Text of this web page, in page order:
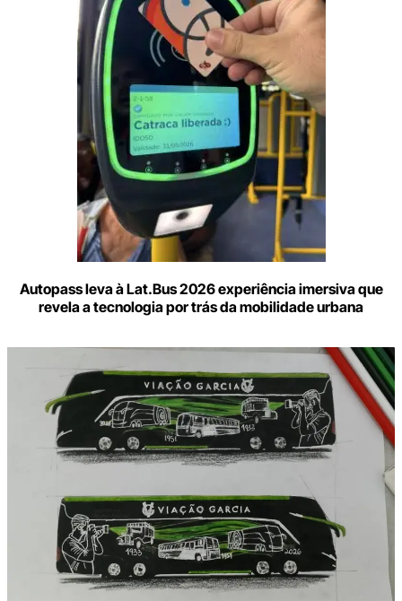
Autopass leva à Lat.Bus 2026 experiência imersiva que
revela a tecnologia por trás da mobilidade urbana